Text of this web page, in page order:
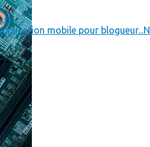
mobile pour blogueur...